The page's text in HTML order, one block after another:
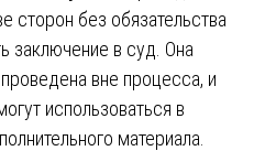
сторон без обязательства
заключение в суд. Она
вне процесса, и
использоваться в
материала.